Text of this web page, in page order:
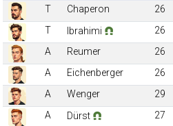
T
Chaperon 26
T
Ibrahimi 26
A
Reumer 26
A
Eichenberger 26
A
Wenger 29
A
Dürst 27